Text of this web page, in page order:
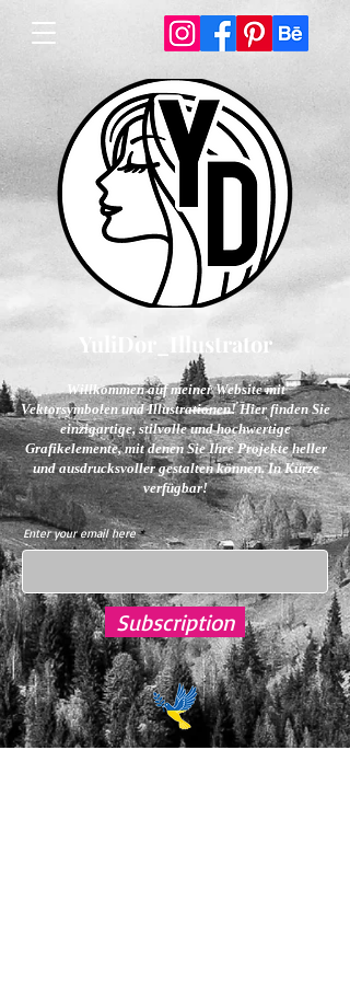
YuliDor_Illustrator
Willkommen auf meiner Website mit
Vektorsymbolen und Illustrationen! Hier finden Sie
einzigartige, stilvolle und hochwertige
Grafikelemente, mit denen Sie Ihre Projekte heller
und ausdrucksvoller gestalten können. In Kürze
verfügbar!
Enter your email here
Subscription